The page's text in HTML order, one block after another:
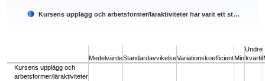
Kursens upplägg och arbetsformer/läraktiviteter har varit ett st…
MedelvärdeStandardavvikelseVariationskoefficientMin
Undre
kvartil
Kursens upplägg och
arbetsformer/läraktiviteter